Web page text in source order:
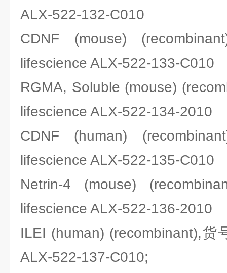
ALX-522-132-C010
CDNF (mouse)
lifescience ALX-522-133-C010
RGMA, Soluble (mouse)
lifescience ALX-522-134-2010
CDNF (human)
lifescience ALX-522-135-C010
Netrin-4 (mouse)
lifescience ALX-522-136-2010
ILEI (human) (recombinant),货
ALX-522-137-C010;